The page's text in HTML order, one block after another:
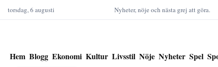
torsdag, 6 augusti Nyheter, nöje och nästa grej att göra.
Hem Blogg Ekonomi Kultur Livsstil Nöje Nyheter Spel